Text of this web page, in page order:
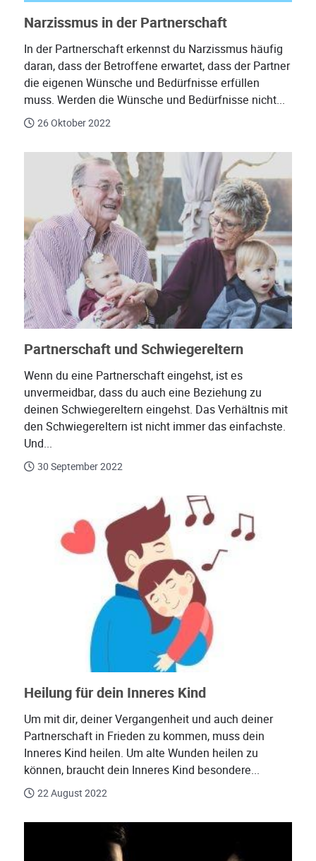
Narzissmus in der Partnerschaft
In der Partnerschaft erkennst du Narzissmus häufig
daran, dass der Betroffene erwartet, dass der Partner
die eigenen Wünsche und Bedürfnisse erfüllen
muss. Werden die Wünsche und Bedürfnisse nicht...
26 Oktober 2022
Partnerschaft und Schwiegereltern
Wenn du eine Partnerschaft eingehst, ist es
unvermeidbar, dass du auch eine Beziehung zu
deinen Schwiegereltern eingehst. Das Verhältnis mit
den Schwiegereltern ist nicht immer das einfachste.
Und...
30 September 2022
Heilung für dein Inneres Kind
Um mit dir, deiner Vergangenheit und auch deiner
Partnerschaft in Frieden zu kommen, muss dein
Inneres Kind heilen. Um alte Wunden heilen zu
können, braucht dein Inneres Kind besondere...
22 August 2022